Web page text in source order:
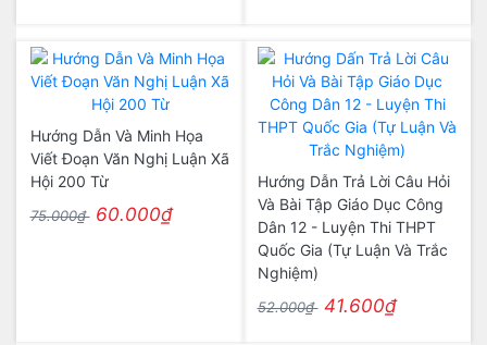
Hướng Dẫn Và Minh Họa
Viết Đoạn Văn Nghị Luận Xã
Hội 200 Từ
75.000₫ 60.000₫
Hướng Dẫn Trả Lời Câu Hỏi
Và Bài Tập Giáo Dục Công
Dân 12 - Luyện Thi THPT
Quốc Gia (Tự Luận Và Trắc
Nghiệm)
52.000₫ 41.600₫